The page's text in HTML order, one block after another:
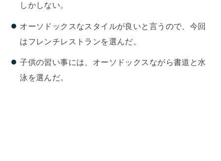
しかしない。
オーソドックスなスタイルが良いと言うので、今回
はフレンチレストランを選んだ。
子供の習い事には、オーソドックスながら書道と水
泳を選んだ。